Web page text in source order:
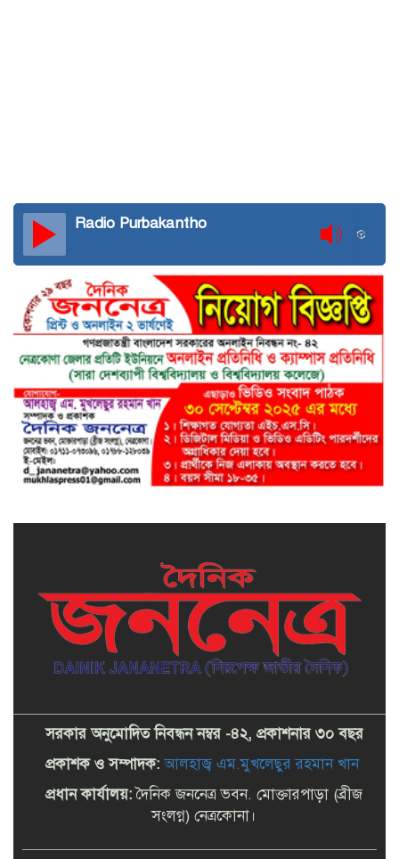
Radio Purbakantho
সরকার অনুমোদিত নিবন্ধন নম্বর -৪২, প্রকাশনার ৩০ বছর
প্রকাশক ও সম্পাদক:আলহাজ্ব এম.মুখলেছুর রহমান খান
প্রধান কার্যালয়:দৈনিক জননেত্র ভবন. মোক্তারপাড়া (ব্রীজ
সংলগ্ন) নেত্রকোনা।